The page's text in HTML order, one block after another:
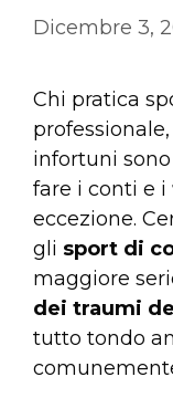
Dicembre 3,
Chi pratica
infortuni
fare i conti e i
eccezione.
gli sport di
maggiore
dei traumi
tutto tondo